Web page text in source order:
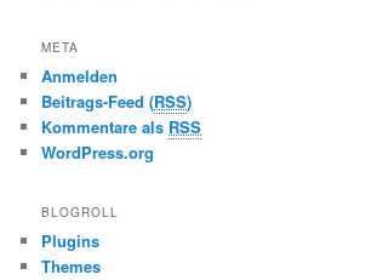
META
Anmelden
Beitrags-Feed (RSS)
Kommentare als RSS
WordPress.org
BLOGROLL
Plugins
Themes